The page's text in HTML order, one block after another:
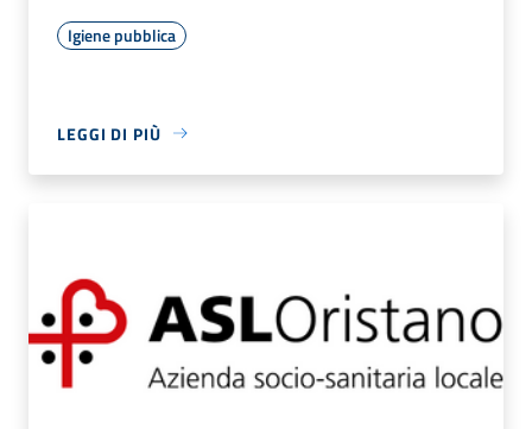
Igiene pubblica
LEGGI DI PIÙ